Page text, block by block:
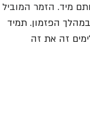
מיד. הזמר המוביל
הפזמון. תמיד
זה את זה